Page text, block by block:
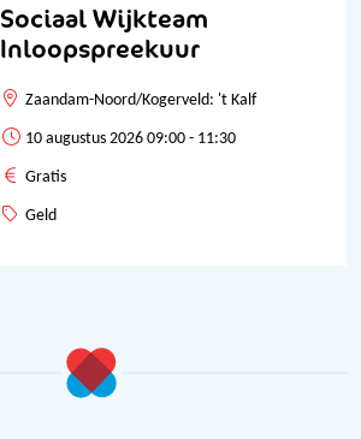
Sociaal Wijkteam
Inloopspreekuur
Zaandam-Noord/Kogerveld: 't Kalf
10 augustus 2026 09:00 - 11:30
Gratis
Geld